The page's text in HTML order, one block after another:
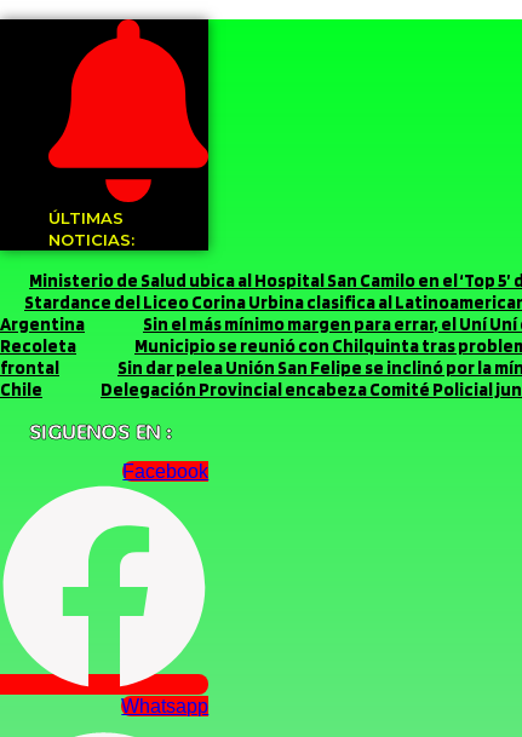
ÚLTIMAS
NOTICIAS:
Ministerio de Salud ubica al Hospital San Camilo en el ‘Top
Stardance del Liceo Corina Urbina clasifica al
Argentina
Sin el más mínimo margen para errar, el Uní
Recoleta
Municipio se reunió con Chilquinta tras
frontal
Sin dar pelea Unión San Felipe se inclinó por la
Chile
Delegación Provincial encabeza Comité Policial
SIGUENOS EN :
Facebook
Whatsapp